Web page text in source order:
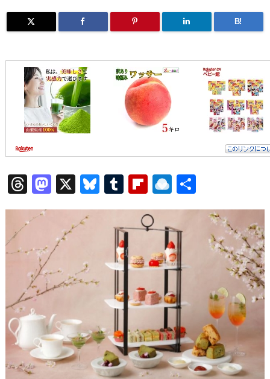
B!
T
hr
e
d
s
M
a
o
d
o
X
Bl
u
k
T
u
m
bl
r
Fl
ip
b
ar
R
ai
n
dr
o
p.
io
有